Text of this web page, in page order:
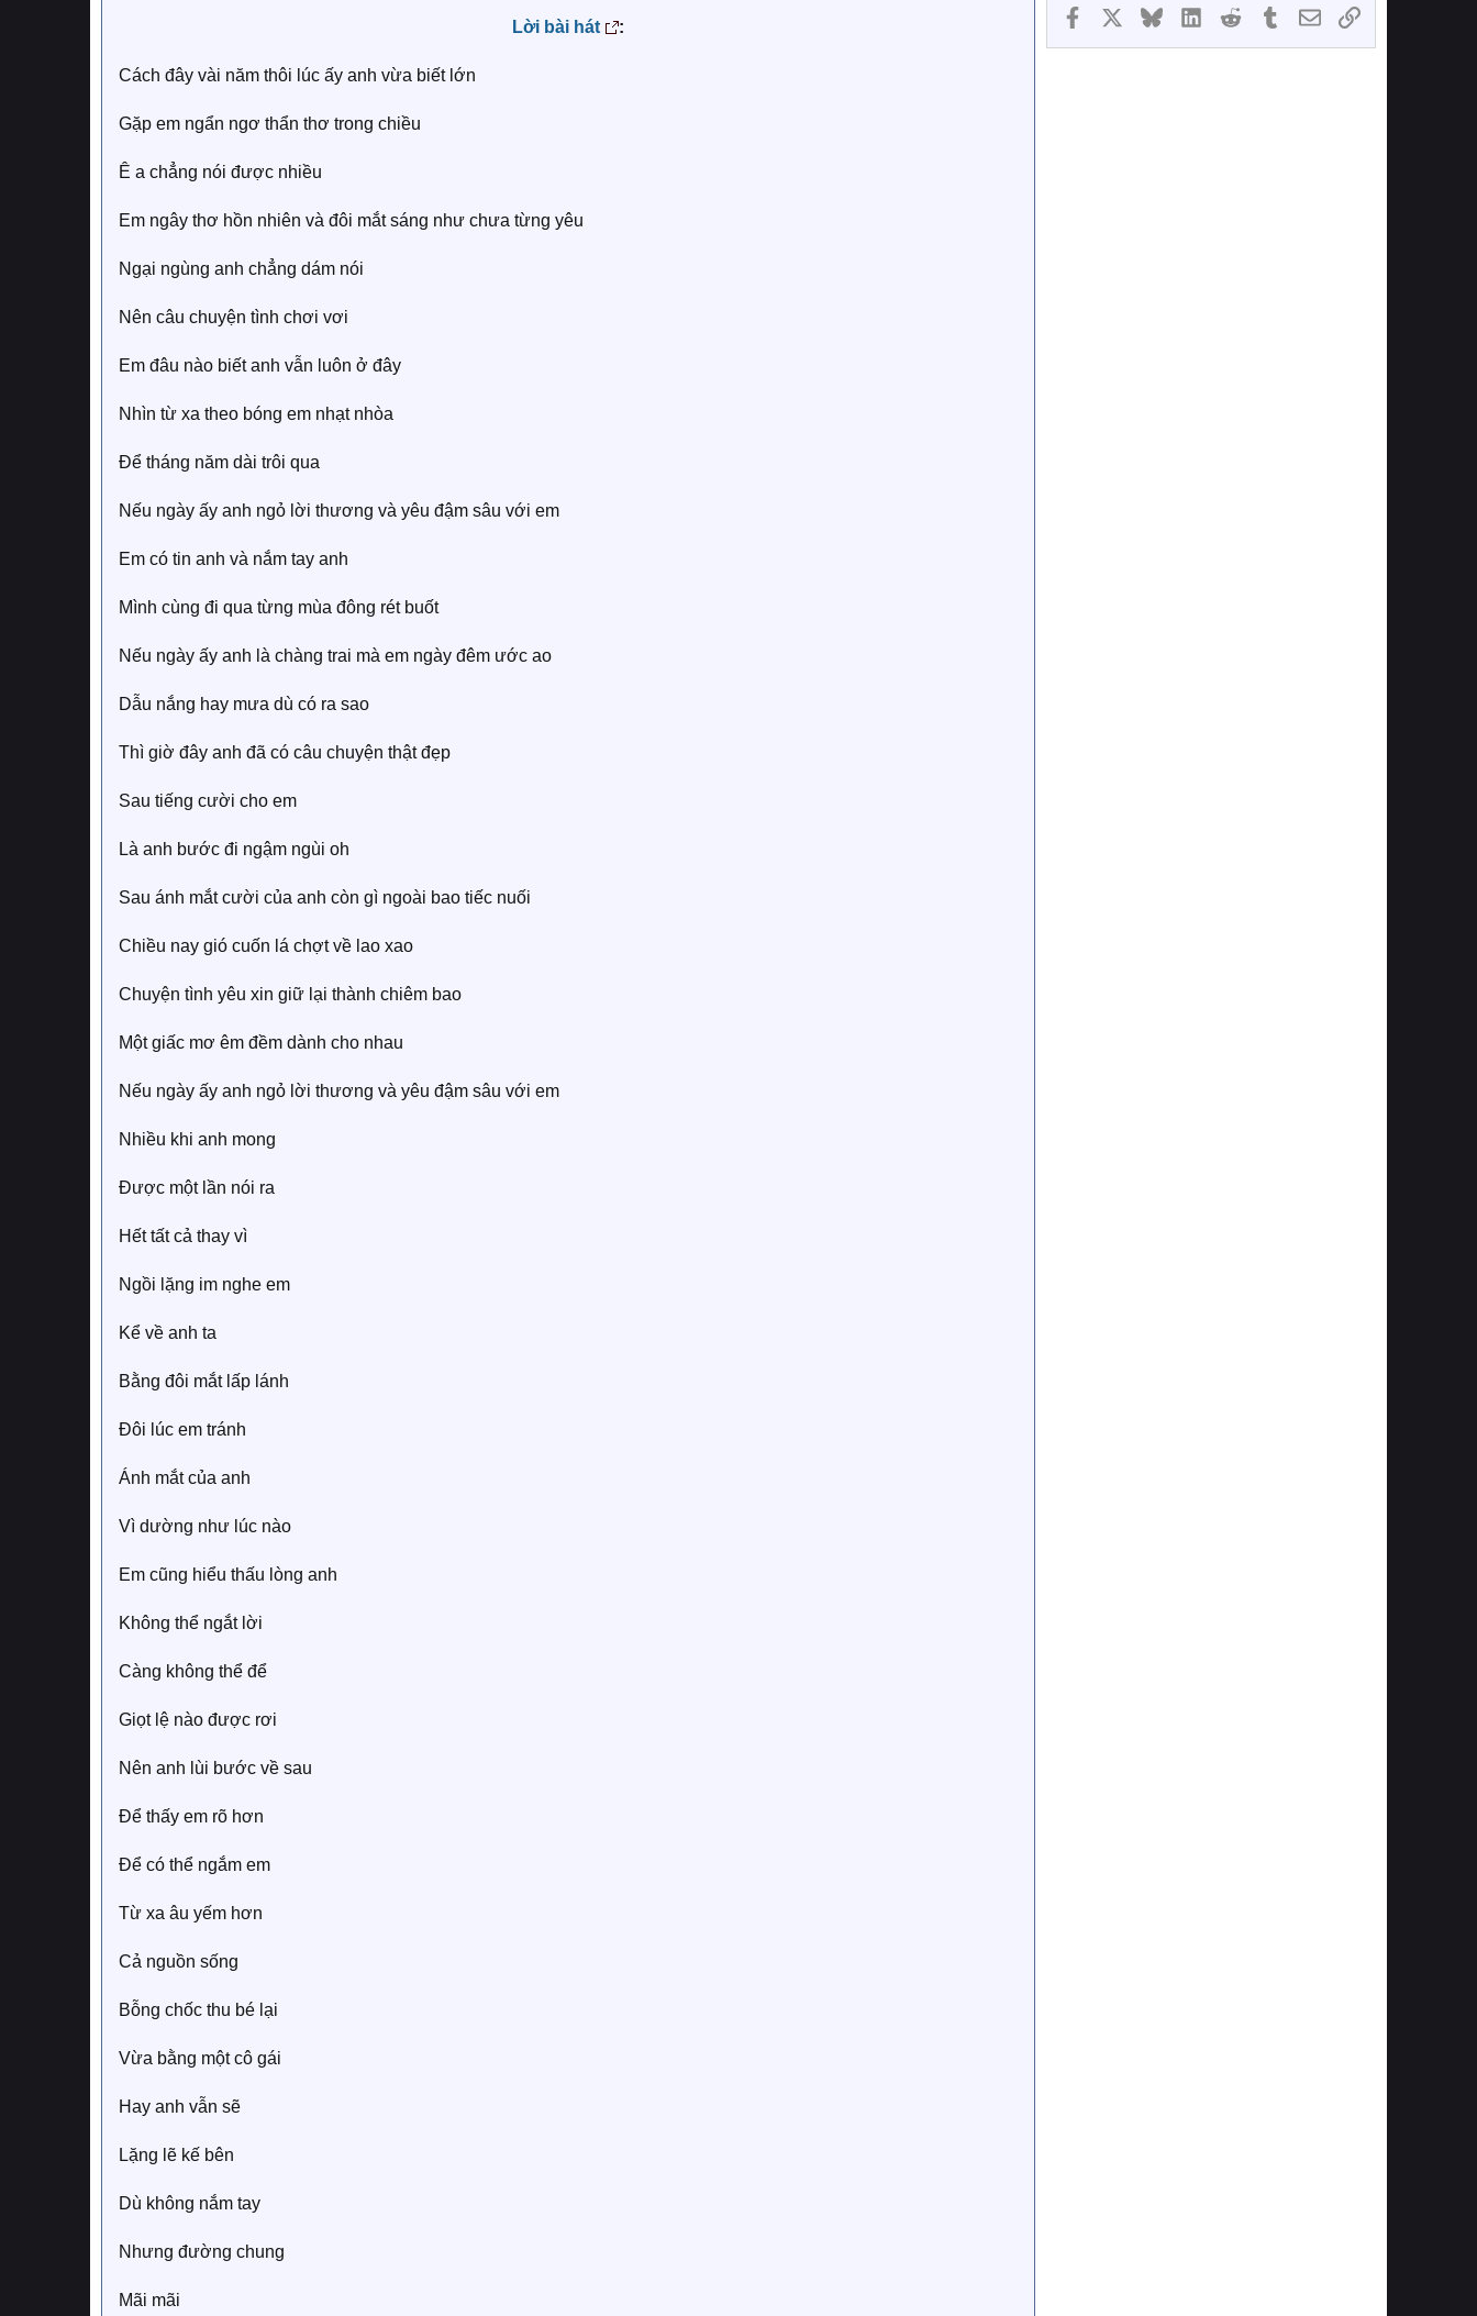
Lời bài hát :
Cách đây vài năm thôi lúc ấy anh vừa biết lớn
Gặp em ngẩn ngơ thẩn thơ trong chiều
Ê a chẳng nói được nhiều
Em ngây thơ hồn nhiên và đôi mắt sáng như chưa từng yêu
Ngại ngùng anh chẳng dám nói
Nên câu chuyện tình chơi vơi
Em đâu nào biết anh vẫn luôn ở đây
Nhìn từ xa theo bóng em nhạt nhòa
Để tháng năm dài trôi qua
Nếu ngày ấy anh ngỏ lời thương và yêu đậm sâu với em
Em có tin anh và nắm tay anh
Mình cùng đi qua từng mùa đông rét buốt
Nếu ngày ấy anh là chàng trai mà em ngày đêm ước ao
Dẫu nắng hay mưa dù có ra sao
Thì giờ đây anh đã có câu chuyện thật đẹp
Sau tiếng cười cho em
Là anh bước đi ngậm ngùi oh
Sau ánh mắt cười của anh còn gì ngoài bao tiếc nuối
Chiều nay gió cuốn lá chợt về lao xao
Chuyện tình yêu xin giữ lại thành chiêm bao
Một giấc mơ êm đềm dành cho nhau
Nếu ngày ấy anh ngỏ lời thương và yêu đậm sâu với em
Nhiều khi anh mong
Được một lần nói ra
Hết tất cả thay vì
Ngồi lặng im nghe em
Kể về anh ta
Bằng đôi mắt lấp lánh
Đôi lúc em tránh
Ánh mắt của anh
Vì dường như lúc nào
Em cũng hiểu thấu lòng anh
Không thể ngắt lời
Càng không thể để
Giọt lệ nào được rơi
Nên anh lùi bước về sau
Để thấy em rõ hơn
Để có thể ngắm em
Từ xa âu yếm hơn
Cả nguồn sống
Bỗng chốc thu bé lại
Vừa bằng một cô gái
Hay anh vẫn sẽ
Lặng lẽ kế bên
Dù không nắm tay
Nhưng đường chung
Mãi mãi
Facebook BlueskyLinkedInReddit TumblrEmailLink